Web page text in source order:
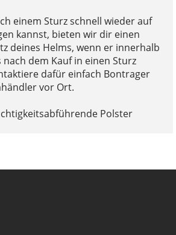
einem Sturz schnell wieder auf
kannst, bieten wir dir einen
deines Helms, wenn er innerhalb
nach dem Kauf in einen Sturz
dafür einfach Bontrager
vor Ort.
Polster